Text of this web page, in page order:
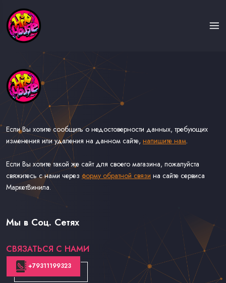
Если Вы хотите сообщить о недостоверности данных, требующих
изменения или удаления на данном сайте, напишите нам.
Если Вы хотите такой же сайт для своего магазина, пожалуйста
свяжитесь с нами через форму обратной связи на сайте сервиса
МаркетВинила.
Каталог Музыки на Виниле В Наличии
Доставка и Оплата
Мы в Соц. Сетях
СВЯЗАТЬСЯ С НАМИ
+79311199323